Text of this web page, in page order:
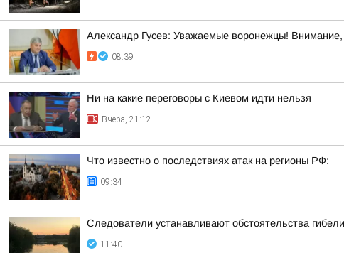
Александр Гусев: Уважаемые воронежцы!
08:39
Ни на какие переговоры с Киевом идти нельзя
Вчера, 21:12
Что известно о последствиях атак на регионы РФ:
09:34
Следователи устанавливают обстоятельства
11:40